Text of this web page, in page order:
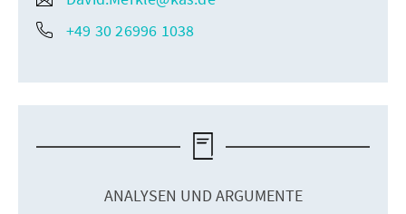
+49 30 26996 1038
ANALYSEN UND ARGUMENTE